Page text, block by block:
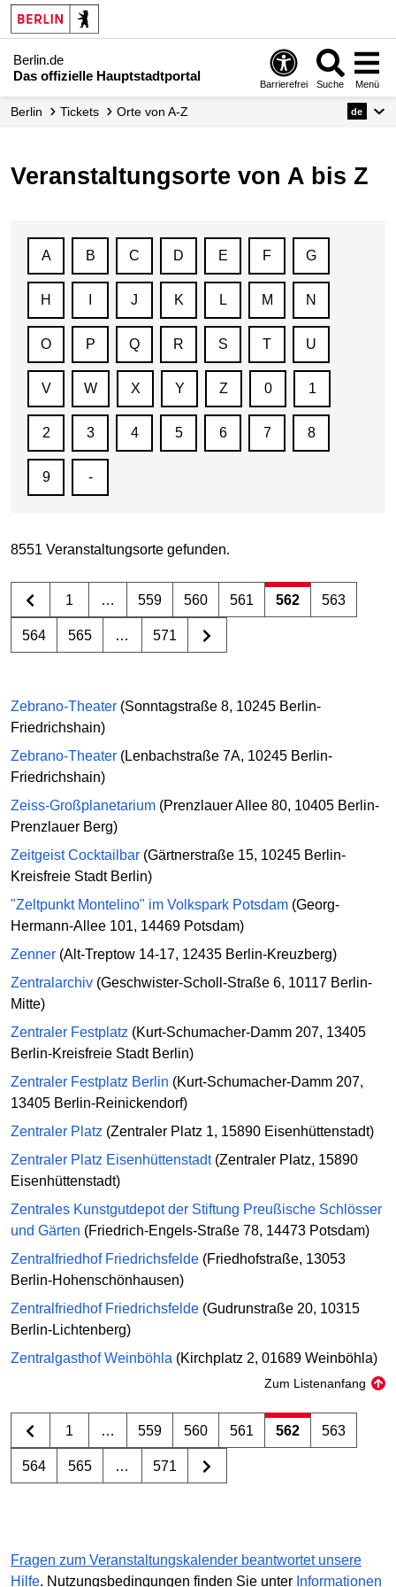
Berlin.de
Das offizielle Hauptstadtportal
Barrierefrei Suche Menü
Berlin Tickets Orte von A-Z de
Veranstaltungsorte von A bis Z
A B C D E F G
H J K L M N
O P Q R S T U
V W X Y Z 0 1
2 3 4 5 6 7 8
9 -
8551 Veranstaltungsorte gefunden.
1 … 559 560 561 562 563
564 565 … 571
Zebrano-Theater (Sonntagstraße 8, 10245 Berlin-
Friedrichshain)
Zebrano-Theater (Lenbachstraße 7A, 10245 Berlin-
Friedrichshain)
Zeiss-Großplanetarium (Prenzlauer Allee 80, 10405 Berlin-
Prenzlauer Berg)
Zeitgeist Cocktailbar (Gärtnerstraße 15, 10245 Berlin-
Kreisfreie Stadt Berlin)
"Zeltpunkt Montelino" im Volkspark Potsdam (Georg-
Hermann-Allee 101, 14469 Potsdam)
Zenner (Alt-Treptow 14-17, 12435 Berlin-Kreuzberg)
Zentralarchiv (Geschwister-Scholl-Straße 6, 10117 Berlin-
Mitte)
Zentraler Festplatz (Kurt-Schumacher-Damm 207, 13405
Berlin-Kreisfreie Stadt Berlin)
Zentraler Festplatz Berlin (Kurt-Schumacher-Damm 207,
13405 Berlin-Reinickendorf)
Zentraler Platz (Zentraler Platz 1, 15890 Eisenhüttenstadt)
Zentraler Platz Eisenhüttenstadt(Zentraler Platz, 15890
Eisenhüttenstadt)
Zentrales Kunstgutdepot der Stiftung Preußische Schlösser
und Gärten (Friedrich-Engels-Straße 78, 14473 Potsdam)
Zentralfriedhof Friedrichsfelde (Friedhofstraße, 13053
Berlin-Hohenschönhausen)
Zentralfriedhof Friedrichsfelde (Gudrunstraße 20, 10315
Berlin-Lichtenberg)
Zentralgasthof Weinböhla (Kirchplatz 2, 01689 Weinböhla)
Zum Listenanfang
1 … 559 560 561 562 563
564 565 … 571
Fragen zum Veranstaltungskalender beantwortet unsere
Hilfe. Nutzungsbedingungen finden Sie unter Informationen